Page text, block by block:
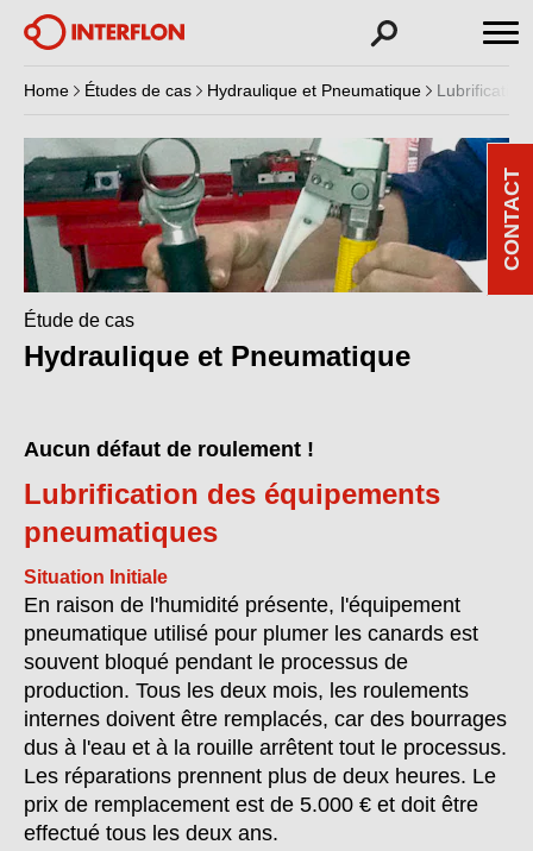
Home Études de cas Hydraulique et Pneumatique
Étude de cas
Hydraulique et Pneumatique
Aucun défaut de roulement !
Lubrification des équipements
pneumatiques
Situation Initiale
En raison de l'humidité présente, l'équipement
pneumatique utilisé pour plumer les canards est
souvent bloqué pendant le processus de
production. Tous les deux mois, les roulements
internes doivent être remplacés, car des bourrages
dus à l'eau et à la rouille arrêtent tout le processus.
Les réparations prennent plus de deux heures. Le
prix de remplacement est de 5.000 € et doit être
effectué tous les deux ans.
CONTACT